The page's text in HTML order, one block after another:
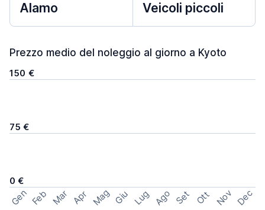
Alamo Veicoli piccoli
Prezzo medio del noleggio al giorno a Kyoto
150 €
75 €
0 €
Gen Feb Mar Apr Mag Giu Lug Ago Set Ott Nov Dec